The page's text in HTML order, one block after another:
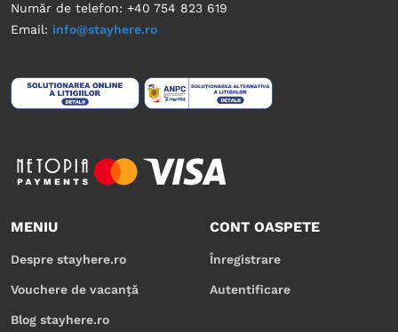
Număr de telefon: +40 754 823 619
Email: info@stayhere.ro
MENIU
Despre stayhere.ro
Vouchere de vacanță
Blog stayhere.ro
CONT OASPETE
Înregistrare
Autentificare